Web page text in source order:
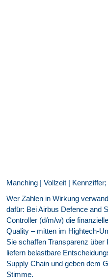
Manching | Vollzeit |
Wer Zahlen in Wirkung
dafür: Bei Airbus Defence and
Controller (d/m/w) die
Quality – mitten im Hightech-
Sie schaffen Transparenz
liefern belastbare
Supply Chain und geben dem
Stimme.